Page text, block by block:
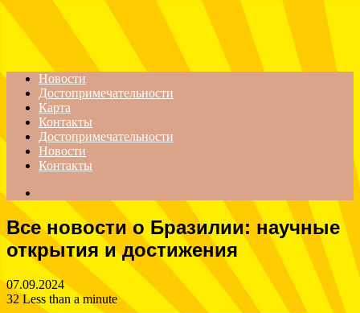
Menu
Новости
Достопримечательности
Карта
Контакты
Достопримечательности
Новости
Контакты
Все новости о Бразилии: научные
открытия и достижения
07.09.2024
32 Less than a minute